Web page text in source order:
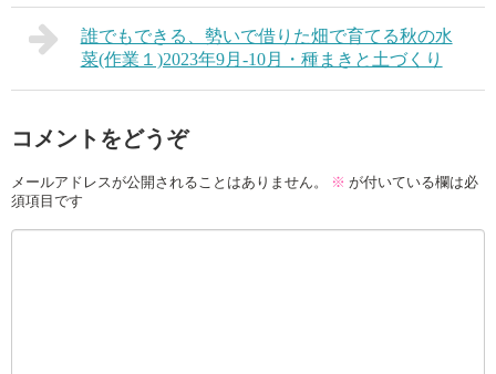
誰でもできる、勢いで借りた畑で育てる秋の水
菜(作業１)2023年9月-10月・種まきと土づくり
コメントをどうぞ
メールアドレスが公開されることはありません。 ※ が付いている欄は必
須項目です